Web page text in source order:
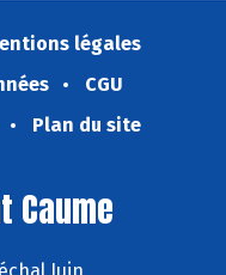
légales
CGU
Plan du site
Caume